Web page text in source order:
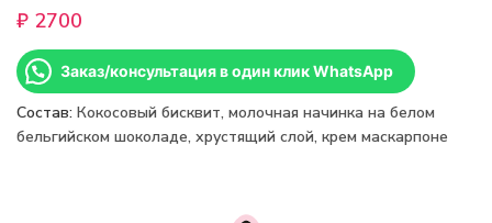
₽
Заказ/консультация в один клик WhatsApp
Состав: Кокосовый бисквит, молочная начинка на белом
бельгийском шоколаде, хрустящий слой, крем маскарпоне